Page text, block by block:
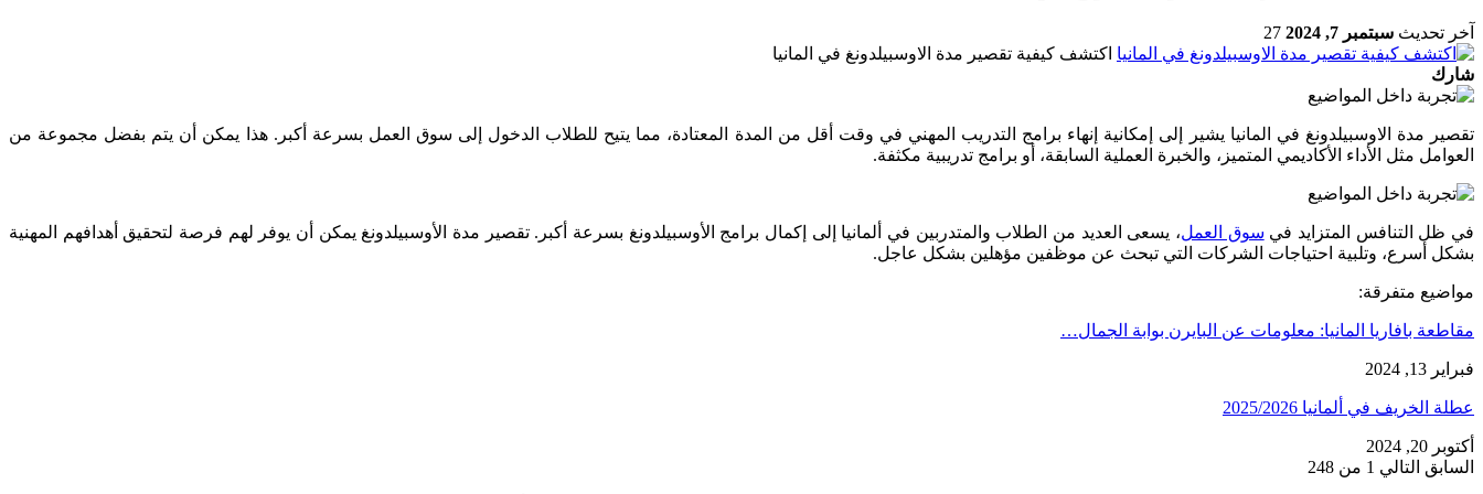
آخر تحديث سبتمبر 7, 2024
27
اكتشف كيفية تقصير مدة الاوسبيلدونغ في المانيا
شارك
تقصير مدة الاوسبيلدونغ في المانيا يشير إلى إمكانية إنهاء برامج التدريب المهني في وقت أقل من المدة المعتادة، مما يتيح للطلاب الدخول إلى سوق العمل بسرعة أكبر. هذا يمكن أن يتم بفضل مجموعة من
العوامل مثل الأداء الأكاديمي المتميز، والخبرة العملية السابقة، أو برامج تدريبية مكثفة.
في ظل التنافس المتزايد في سوق العمل، يسعى العديد من الطلاب والمتدربين في ألمانيا إلى إكمال برامج الأوسبيلدونغ بسرعة أكبر. تقصير مدة الأوسبيلدونغ يمكن أن يوفر لهم فرصة لتحقيق أهدافهم المهنية
بشكل أسرع، وتلبية احتياجات الشركات التي تبحث عن موظفين مؤهلين بشكل عاجل.
مواضيع متفرقة:
مقاطعة بافاريا المانيا: معلومات عن البايرن بوابة الجمال…
فبراير 13, 2024
عطلة الخريف في ألمانيا 2025/2026
أكتوبر 20, 2024
السابق التالي 1 من 248